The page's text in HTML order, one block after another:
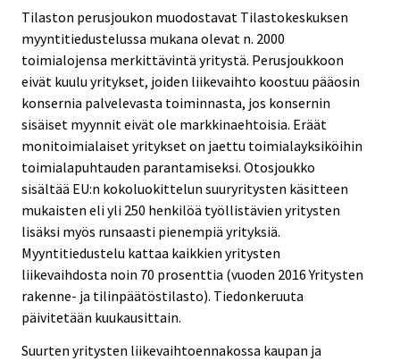
Tilaston perusjoukon muodostavat Tilastokeskuksen
myyntitiedustelussa mukana olevat n. 2000
toimialojensa merkittävintä yritystä. Perusjoukkoon
eivät kuulu yritykset, joiden liikevaihto koostuu pääosin
konsernia palvelevasta toiminnasta, jos konsernin
sisäiset myynnit eivät ole markkinaehtoisia. Eräät
monitoimialaiset yritykset on jaettu toimialayksiköihin
toimialapuhtauden parantamiseksi. Otosjoukko
sisältää EU:n kokoluokittelun suuryritysten käsitteen
mukaisten eli yli 250 henkilöä työllistävien yritysten
lisäksi myös runsaasti pienempiä yrityksiä.
Myyntitiedustelu kattaa kaikkien yritysten
liikevaihdosta noin 70 prosenttia (vuoden 2016 Yritysten
rakenne- ja tilinpäätöstilasto). Tiedonkeruuta
päivitetään kuukausittain.
Suurten yritysten liikevaihtoennakossa kaupan ja